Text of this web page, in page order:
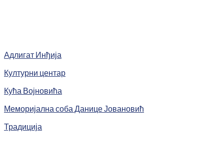
Адлигат Инђија
Културни центар
Кућа Војновића
Меморијална соба Данице Јовановић
Традиција